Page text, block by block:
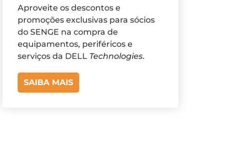
Aproveite os descontos e
promoções exclusivas para sócios
do SENGE na compra de
equipamentos, periféricos e
serviços da DELL Technologies.
SAIBA MAIS